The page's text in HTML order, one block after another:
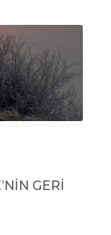
GERİ